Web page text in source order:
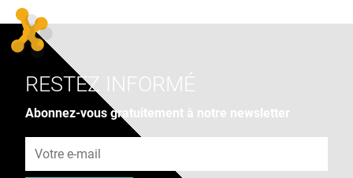
RESTEZ INFORMÉ
Abonnez-vous gratuitement à notre newsletter